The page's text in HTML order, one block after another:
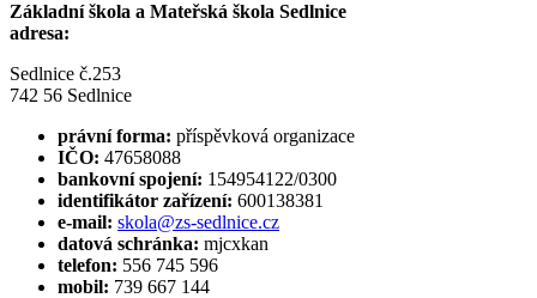
Základní škola a Mateřská škola Sedlnice
adresa:
Sedlnice č.253
742 56 Sedlnice
právní forma: příspěvková organizace
IČO: 47658088
bankovní spojení: 154954122/0300
identifikátor zařízení: 600138381
e-mail: skola@zs-sedlnice.cz
datová schránka: mjcxkan
telefon: 556 745 596
mobil: 739 667 144